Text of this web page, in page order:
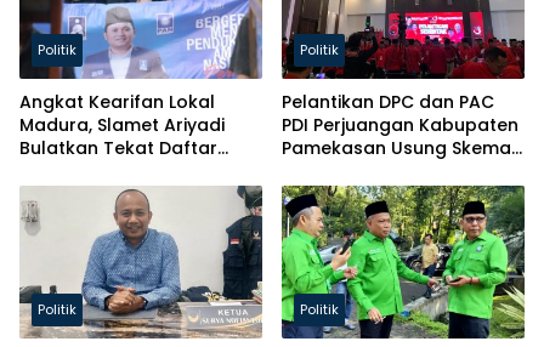
Politik
Angkat Kearifan Lokal
Madura, Slamet Ariyadi
Bulatkan Tekat Daftar
Politik
Pelantikan DPC dan PAC
PDI Perjuangan Kabupaten
Pamekasan Usung Skema
Politik Politik